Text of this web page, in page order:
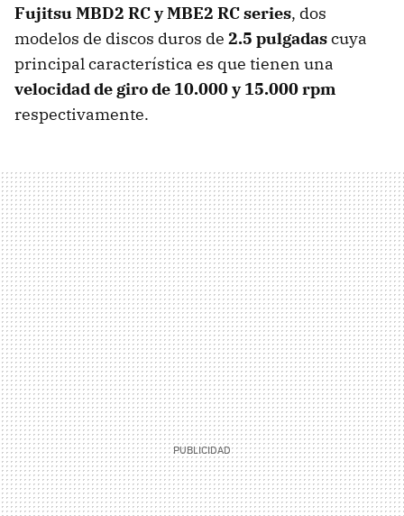
Fujitsu MBD2 RC y MBE2 RC series, dos
modelos de discos duros de 2.5 pulgadascuya
principal característica es que tienen una
velocidad de giro de 10.000 y 15.000 rpm
respectivamente.